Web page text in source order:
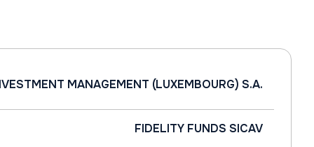
MANAGEMENT (LUXEMBOURG) S.A.
FIDELITY FUNDS SICAV